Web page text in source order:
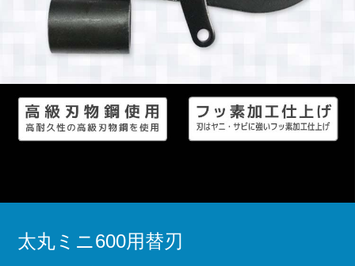
太丸ミニ600用替刃